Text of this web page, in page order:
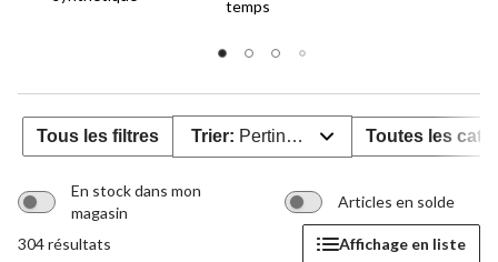
temps
Tous les filtres Trier: Pertinence Toutes les
En stock dans mon
magasin
Articles en solde
304 résultats Affichage en liste